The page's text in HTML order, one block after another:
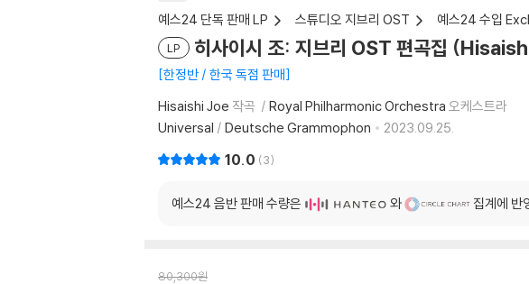
예스24 단독 판매 LP 스튜디오 지브리 OST 예스24 수입
LP 히사이시 조: 지브리 OST 편곡집
한정반 / 한국 독점 판매
Hisaishi Joe 작곡 Royal Philharmonic Orchestra 오케스트라
Universal / Deutsche Grammophon 2023.09.25.
10.0 3
예스24 음반 판매 수량은 와 집계에 반
80,300원